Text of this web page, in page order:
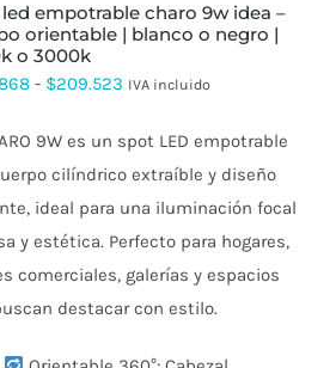
orientable | blanco o negro |
o 3000k
- $209.523 Rango
precios:
desde
$186.868
hasta
$209.523
IVA incluido
9W es un spot LED empotrable
cilíndrico extraíble y diseño
ideal para una iluminación focal
y estética. Perfecto para hogares,
comerciales, galerías y espacios
destacar con estilo.